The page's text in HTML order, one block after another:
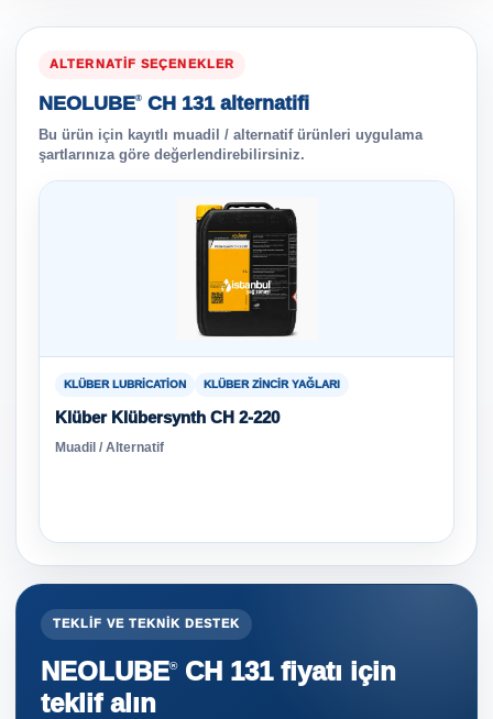
ALTERNATIF SEÇENEKLER
NEOLUBE® CH 131 alternatifi
Bu ürün için kayıtlı muadil / alternatif ürünleri uygulama
şartlarınıza göre değerlendirebilirsiniz.
KLÜBER LUBRICATION KLÜBER ZINCIR YAĞLARI
Klüber Klübersynth CH 2-220
Muadil / Alternatif
TEKLIF VE TEKNIK DESTEK
NEOLUBE®CH 131 fiyatı için
teklif alın